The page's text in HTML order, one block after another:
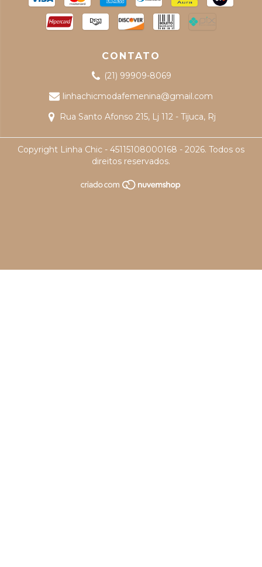
CONTATO
(21) 99909-8069
linhachicmodafemenina@gmail.com
Rua Santo Afonso 215, Lj 112 - Tijuca, Rj
Copyright Linha Chic - 45115108000168 - 2026. Todos os
direitos reservados.